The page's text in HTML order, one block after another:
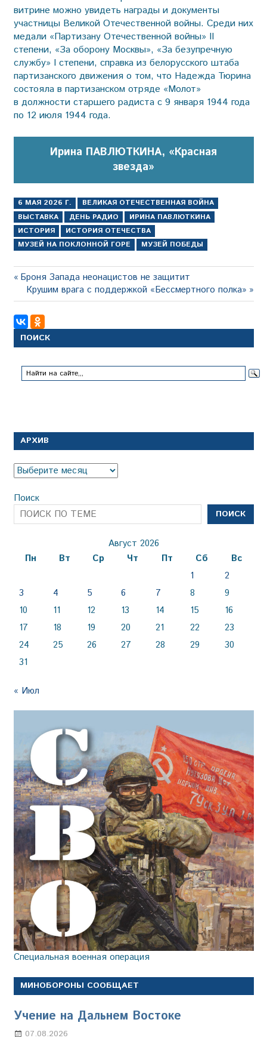
витрине можно увидеть награды и документы
участницы Великой Отечественной войны. Среди них
медали «Партизану Оте­чественной войны» II
степени, «За оборону Москвы», «За безупречную
службу» I степени, справка из белорусского штаба
партизанского движения о том, что Надежда Тюрина
состояла в партизанском отряде «Молот»
в должности старшего радиста с 9 января 1944 года
по 12 июля 1944 года.
Ирина ПАВЛЮТКИНА, «Красная
звезда»
6 МАЯ 2026 Г.
ВЕЛИКАЯ ОТЕЧЕСТВЕННАЯ ВОЙНА
ВЫСТАВКА
ДЕНЬ РАДИО
ИРИНА ПАВЛЮТКИНА
ИСТОРИЯ
ИСТОРИЯ ОТЕЧЕСТВА
МУЗЕЙ НА ПОКЛОННОЙ ГОРЕ
МУЗЕЙ ПОБЕДЫ
Навигация
по
записям
Предыдущая
запись:
Броня Запада неонацистов не защитит
Следующая
запись:
Крушим врага с поддержкой «Бессмертного полка»
ПОИСК
АРХИВ
Архив
Поиск
ПОИСК
Август 2026
Пн
Вт Ср Чт Пт Сб
Вс
1
2
3
4 5 6 7 8
9
10
11 12 13 14 15
16
17
18 19 20 21 22
23
24
25 26 27 28 29
30
31
« Июл
Специальная военная операция
МИНОБОРОНЫ СООБЩАЕТ
Учение на Дальнем Востоке
07.08.2026